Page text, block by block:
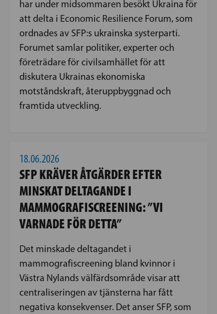
har under midsommaren besökt Ukraina för
att delta i Economic Resilience Forum, som
ordnades av SFP:s ukrainska systerparti.
Forumet samlar politiker, experter och
företrädare för civilsamhället för att
diskutera Ukrainas ekonomiska
motståndskraft, återuppbyggnad och
framtida utveckling.
18.06.2026
SFP KRÄVER ÅTGÄRDER EFTER
MINSKAT DELTAGANDE I
MAMMOGRAFISCREENING: ”VI
VARNADE FÖR DETTA”
Det minskade deltagandet i
mammografiscreening bland kvinnor i
Västra Nylands välfärdsområde visar att
centraliseringen av tjänsterna har fått
negativa konsekvenser. Det anser SFP, som